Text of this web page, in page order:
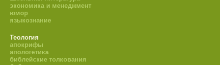
экономика и менеджмент
юмор
языкознание
Теология
апокрифы
апологетика
библейские толкования